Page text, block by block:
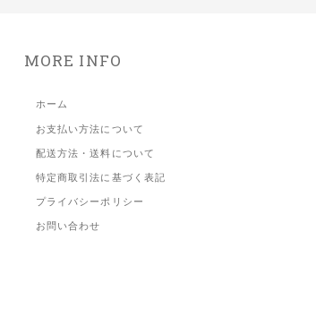
MORE INFO
ホーム
お支払い方法について
配送方法・送料について
特定商取引法に基づく表記
プライバシーポリシー
お問い合わせ